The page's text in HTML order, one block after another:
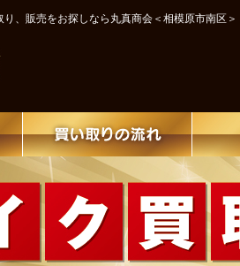
、販売をお探しなら丸真商会＜相模原市南区＞